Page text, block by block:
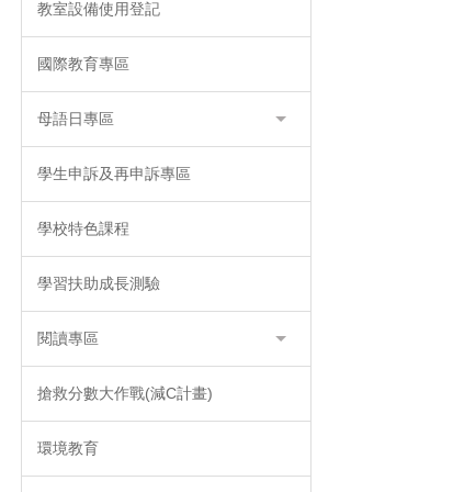
教室設備使用登記
國際教育專區
母語日專區
學生申訴及再申訴專區
學校特色課程
學習扶助成長測驗
閱讀專區
搶救分數大作戰(減C計畫)
環境教育